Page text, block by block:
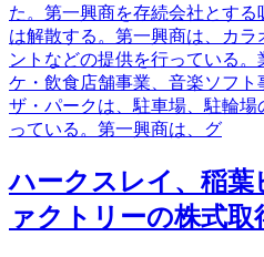
た。第一興商を存続会社とす
は解散する。第一興商は、カ
ントなどの提供を行っている
ケ・飲食店舗事業、音楽ソフト
ザ・パークは、駐車場、駐輪
っている。第一興商は、グ
ハークスレイ、稲葉
ァクトリーの株式取